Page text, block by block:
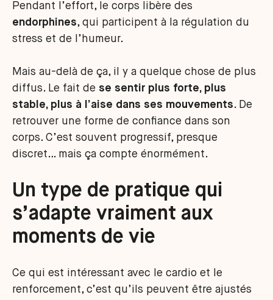
Pendant l’effort, le corps libère des
endorphines, qui participent à la régulation du
stress et de l’humeur.
Mais au-delà de ça, il y a quelque chose de plus
diffus. Le fait de se sentir plus forte, plus
stable, plus à l’aise dans ses mouvements. De
retrouver une forme de confiance dans son
corps. C’est souvent progressif, presque
discret… mais ça compte énormément.
Un type de pratique qui
s’adapte vraiment aux
moments de vie
Ce qui est intéressant avec le cardio et le
renforcement, c’est qu’ils peuvent être ajustés